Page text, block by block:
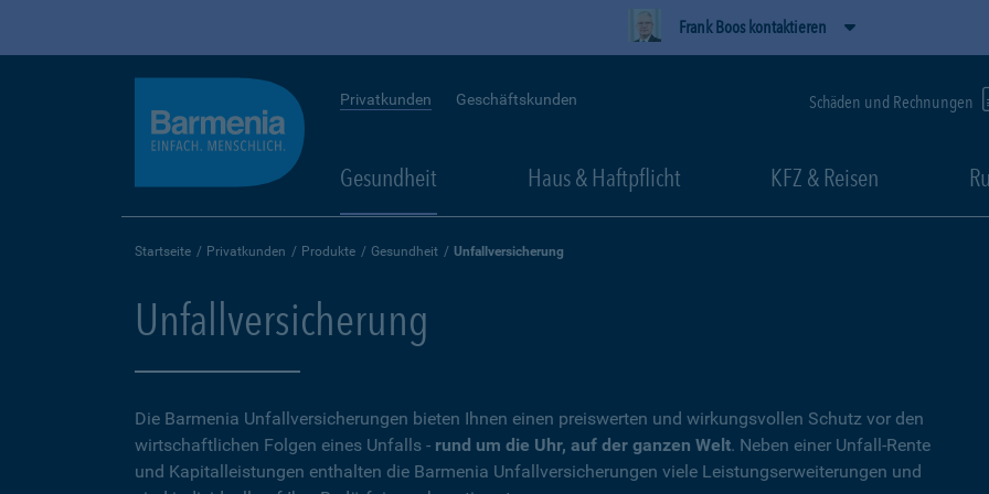
Frank Boos kontaktieren
Privatkunden Geschäftskunden Schäden und Rechnungen
Gesundheit Haus & Haftpflicht KFZ & Reisen
Startseite Privatkunden Produkte Gesundheit Unfallversicherung
Unfallversicherung
Die Barmenia Unfallversicherungen bieten Ihnen einen preiswerten und wirkungsvollen Schutz vor den
wirtschaftlichen Folgen eines Unfalls - rund um die Uhr, auf der ganzen Welt. Neben einer Unfall-Rente
und Kapitalleistungen enthalten die Barmenia Unfallversicherungen viele Leistungserweiterungen und